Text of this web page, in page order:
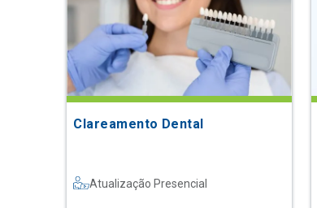
Clareamento Dental
Atualização Presencial